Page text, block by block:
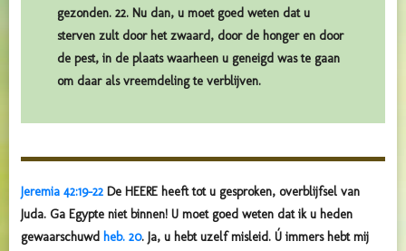
gezonden. 22. Nu dan, u moet goed weten dat u
sterven zult door het zwaard, door de honger en door
de pest, in de plaats waarheen u geneigd was te gaan
om daar als vreemdeling te verblijven.
Jeremia 42:19-22 De HEERE heeft tot u gesproken, overblijfsel van
Juda. Ga Egypte niet binnen! U moet goed weten dat ik u heden
gewaarschuwd heb. 20. Ja, u hebt uzelf misleid. Ú immers hebt mij